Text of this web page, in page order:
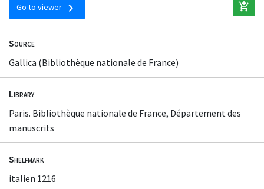
Go to viewer chevron_right add_shopping_cart
Source
Gallica (Bibliothèque nationale de France)
Library
Paris. Bibliothèque nationale de France, Département des
manuscrits
Shelfmark
italien 1216